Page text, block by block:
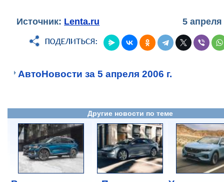
Источник: Lenta.ru 5 апреля
АвтоНовости за 5 апреля 2006 г.
Другие новости по теме